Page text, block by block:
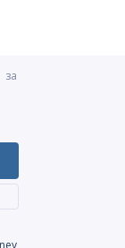
за